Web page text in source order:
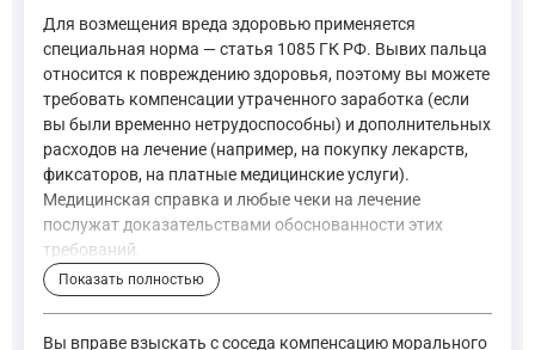
Для возмещения вреда здоровью применяется
специальная норма — статья 1085 ГК РФ. Вывих пальца
относится к повреждению здоровья, поэтому вы можете
требовать компенсации утраченного заработка (если
вы были временно нетрудоспособны) и дополнительных
расходов на лечение (например, на покупку лекарств,
фиксаторов, на платные медицинские услуги).
Медицинская справка и любые чеки на лечение
послужат доказательствами обоснованности этих
требований.
При причинении гражданину увечья или ином
—Гражданский кодекс Российской Федерации, ст.
Показать полностью
Вы вправе взыскать с соседа компенсацию морального